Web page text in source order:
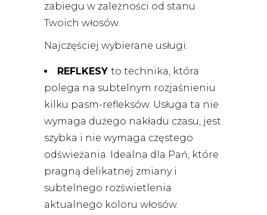
zabiegu w zależności od stanu
Twoich włosów.
Najczęściej wybierane usługi:
REFLKESY to technika, która
polega na subtelnym rozjaśnieniu
kilku pasm-refleksów. Usługa ta nie
wymaga dużego nakładu czasu, jest
szybka i nie wymaga częstego
odświeżania. Idealna dla Pań, które
pragną delikatnej zmiany i
subtelnego rozświetlenia
aktualnego koloru włosów.